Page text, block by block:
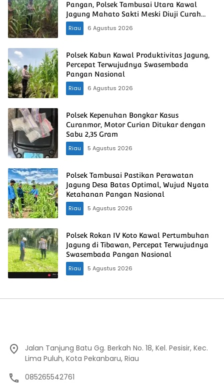
Pangan, Polsek Tambusai Utara Kawal
Jagung Mahato Sakti Meski Diuji Curah
Hujan
Riau 6 Agustus 2026
Polsek Kabun Kawal Produktivitas Jagung,
Percepat Terwujudnya Swasembada
Pangan Nasional
Riau
6 Agustus 2026
Polsek Kepenuhan Bongkar Kasus
Curanmor, Motor Curian Ditukar dengan
Sabu 2,35 Gram
Riau
5 Agustus 2026
Polsek Tambusai Pastikan Perawatan
Jagung Desa Batas Optimal, Wujud Nyata
Ketahanan Pangan Nasional
Riau
5 Agustus 2026
Polsek Rokan IV Koto Kawal Pertumbuhan
Jagung di Tibawan, Percepat Terwujudnya
Swasembada Pangan Nasional
Riau
5 Agustus 2026
Jalan Tanjung Batu Gg. Berkah No. 18, Kel. Pesisir, Kec.
Lima Puluh, Kota Pekanbaru, Riau
085265542761